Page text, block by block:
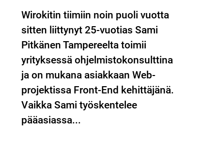
Wirokitin tiimiin noin puoli vuotta
sitten liittynyt 25-vuotias Sami
Pitkänen Tampereelta toimii
yrityksessä ohjelmistokonsulttina
ja on mukana asiakkaan Web-
projektissa Front-End kehittäjänä.
Vaikka Sami työskentelee
pääasiassa...